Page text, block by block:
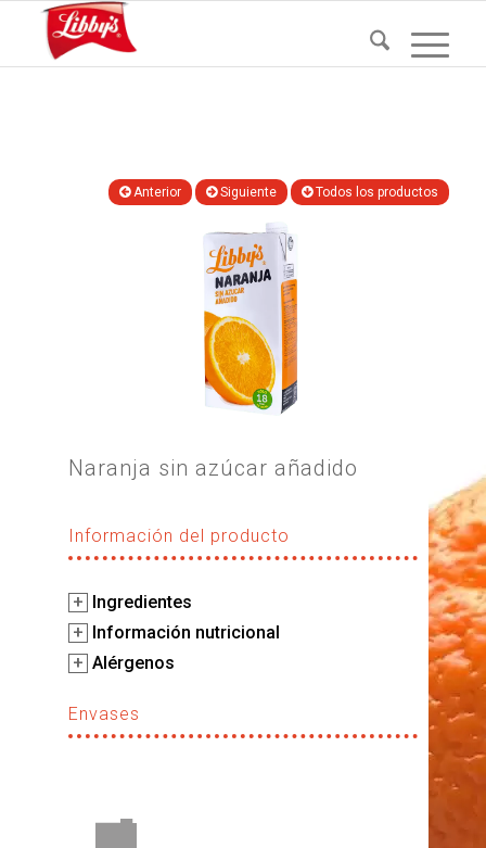
Naranja sin azúcar añadido
Información del producto
+ Ingredientes
+ Información nutricional
+ Alérgenos
Envases
Anterior Siguiente Todos los productos